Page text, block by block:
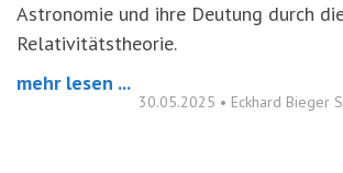
Astronomie und ihre Deutung durch
Relativitätstheorie.
mehr lesen ...
30.05.2025 • Eckhard Bieger